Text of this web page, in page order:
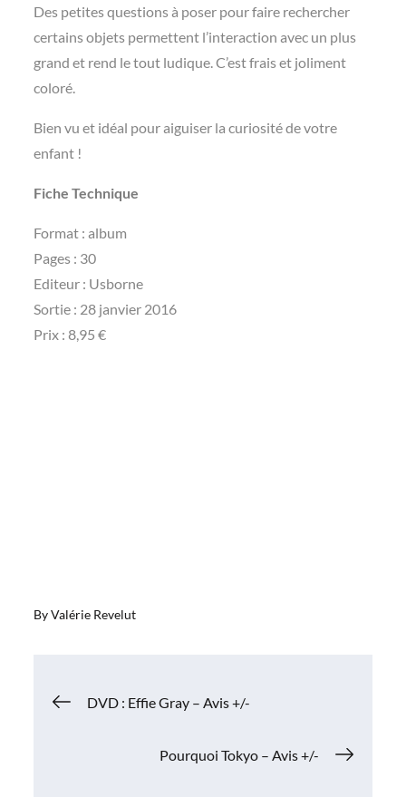
Des petites questions à poser pour faire rechercher
certains objets permettent l’interaction avec un plus
grand et rend le tout ludique. C’est frais et joliment
coloré.
Bien vu et idéal pour aiguiser la curiosité de votre
enfant !
Fiche Technique
Format : album
Pages : 30
Editeur : Usborne
Sortie : 28 janvier 2016
Prix : 8,95 €
ByValérie Revelut
Navigation
DVD : Effie Gray – Avis +/-
Pourquoi Tokyo – Avis +/-